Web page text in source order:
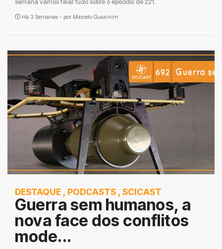
semana vamos falar tudo sobre o episódio de 221.
Há 3 Semanas - por Marcelo Guaxinim
DESTAQUE , PODCASTS , SCICAST
Guerra sem humanos, a
nova face dos conflitos
mode...